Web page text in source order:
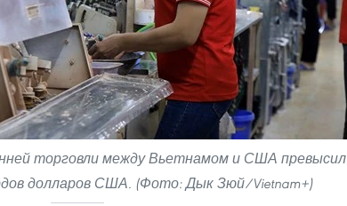
торговли между Вьетнамом и США превысил
долларов США. (Фото: Дык Зюй/Vietnam+)